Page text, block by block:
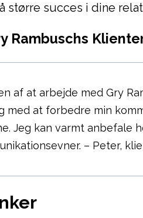
større succes i dine
Rambuschs
af at arbejde med Gry
med at forbedre min
Jeg kan varmt anbefale
– Peter,